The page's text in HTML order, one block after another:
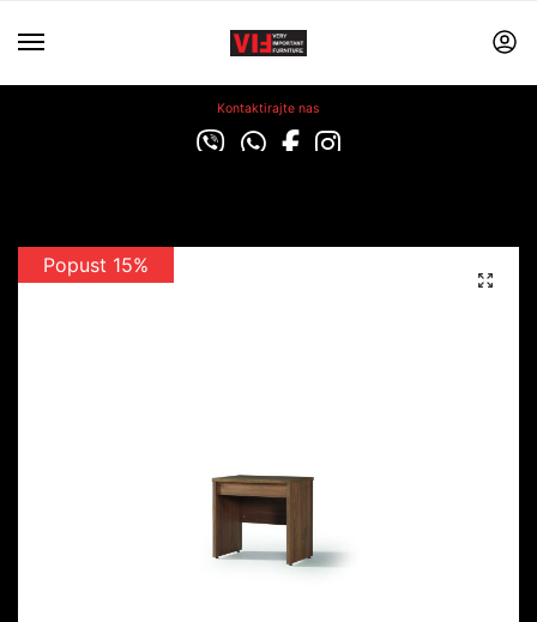
Kontaktirajte nas
Popust 15%